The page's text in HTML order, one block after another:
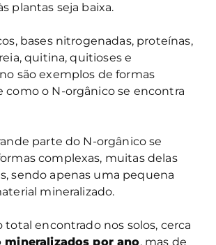
plantas seja baixa.
bases nitrogenadas, proteínas,
quitina, quitioses e
são exemplos de formas
como o N-orgânico se encontra
parte do N-orgânico se
complexas, muitas delas
sendo apenas uma pequena
mineralizado.
total encontrado nos solos, cerca
mineralizados por ano, mas de